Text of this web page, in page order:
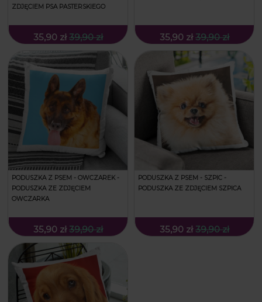
ZDJĘCIEM PSA PASTERSKIEGO
35,90 zł 39,90 zł 35,90 zł 39,90 zł
PODUSZKA Z PSEM - OWCZAREK -
PODUSZKA ZE ZDJĘCIEM
OWCZARKA
35,90 zł 39,90 zł
PODUSZKA Z PSEM - SZPIC -
PODUSZKA ZE ZDJĘCIEM SZPICA
35,90 zł 39,90 zł